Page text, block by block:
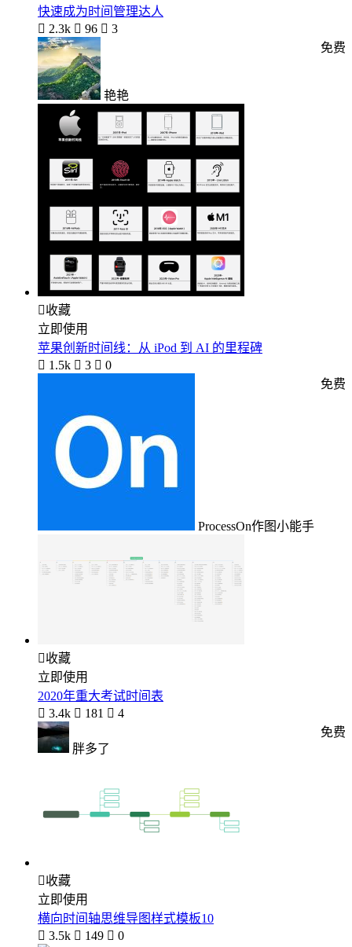
快速成为时间管理达人
 2.3k  96  3
艳艳
免费
收藏
立即使用
苹果创新时间线：从 iPod 到 AI 的里程碑
 1.5k  3  0
ProcessOn作图小能手
免费
收藏
立即使用
2020年重大考试时间表
 3.4k  181  4
胖多了
免费
收藏
立即使用
横向时间轴思维导图样式模板10
 3.5k  149  0